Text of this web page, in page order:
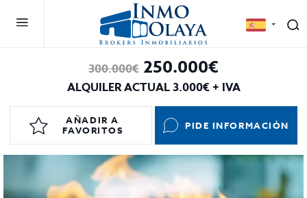
300.000€ 250.000€
ALQUILER ACTUAL 3.000€ + IVA
AÑADIR A
FAVORITOS
PIDE INFORMACIÓN